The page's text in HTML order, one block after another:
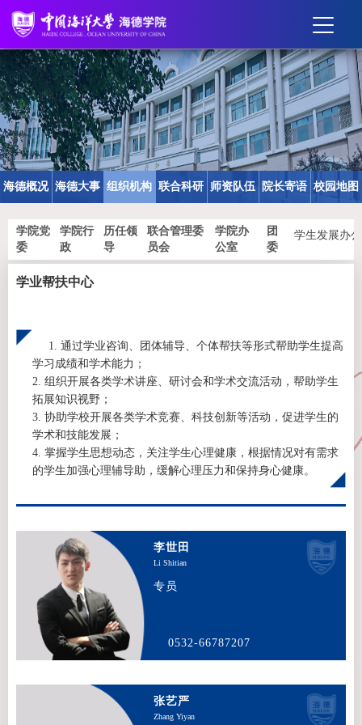
海德概况 海德大事 组织机构 联合科研 师资队伍 院长寄语 校园地图
海德概况
海德大事记
组织机构
学院党
委
学院行
政
历任领
导
联合管理委
员会
学院办
公室
团
委
学生事务办
学生发展办
联合科研中心
师资队伍
院长寄语
校园地图
学业帮扶中心
1. 通过学业咨询、团体辅导、个体帮扶等形式帮助学生提高
学习成绩和学术能力；
2. 组织开展各类学术讲座、研讨会和学术交流活动，帮助学生
拓展知识视野；
3. 协助学校开展各类学术竞赛、科技创新等活动，促进学生的
学术和技能发展；
4. 掌握学生思想动态，关注学生心理健康，根据情况对有需求
的学生加强心理辅导助，缓解心理压力和保持身心健康。
李世田
Li Shitian
专员
0532-66787207
张艺严
Zhang Yiyan